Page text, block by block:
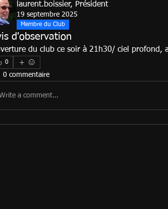
laurent.boissier, Président
19 septembre 2025
Membre du Club
d'observation
du club ce soir à 21h30/ ciel profond,
0
0 commentaire
a comment...